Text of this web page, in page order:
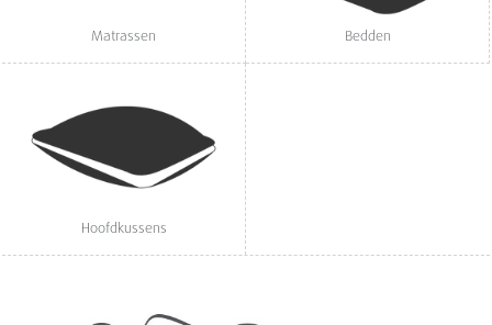
Matrassen Bedden
Hoofdkussens